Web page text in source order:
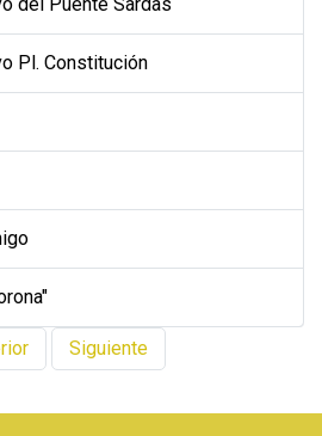
Pl. Constitución
Siguiente